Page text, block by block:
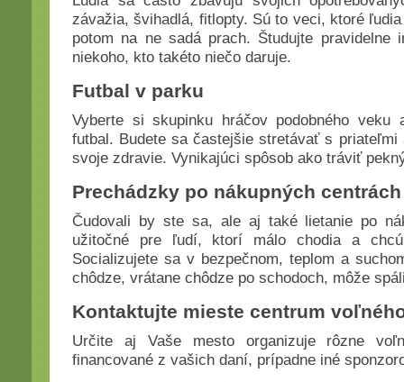
závažia, švihadlá, fitlopty. Sú to veci, ktoré
potom na ne sadá prach. Študujte pravidelne
niekoho, kto takéto niečo daruje.
Futbal v parku
Vyberte si skupinku hráčov podobného
futbal. Budete sa častejšie stretávať s
svoje zdravie. Vynikajúci spôsob ako tráviť
Prechádzky po nákupných centrách
Čudovali by ste sa, ale aj také lietanie po
užitočné pre ľudí, ktorí málo chodia a
Socializujete sa v bezpečnom, teplom a
chôdze, vrátane chôdze po schodoch, môže
Kontaktujte mieste centrum
Určite aj Vaše mesto organizuje rôzne
financované z vašich daní, prípadne iné